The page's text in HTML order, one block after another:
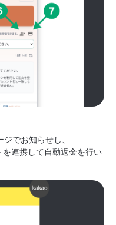
でお知らせし、
を連携して自動返金を行い